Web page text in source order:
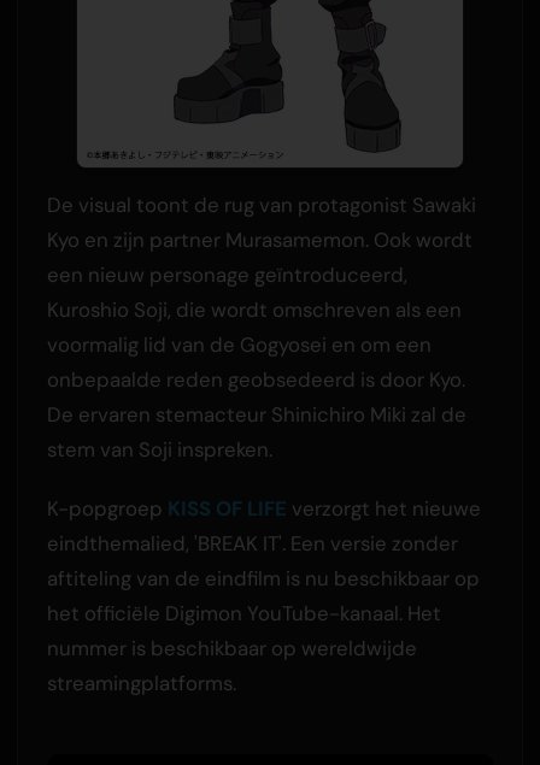
De visual toont de rug van protagonist Sawaki
Kyo en zijn partner Murasamemon. Ook wordt
een nieuw personage geïntroduceerd,
Kuroshio Soji, die wordt omschreven als een
voormalig lid van de Gogyosei en om een
onbepaalde reden geobsedeerd is door Kyo.
De ervaren stemacteur Shinichiro Miki zal de
stem van Soji inspreken.
K-popgroep KISS OF LIFE verzorgt het nieuwe
eindthemalied, 'BREAK IT'. Een versie zonder
aftiteling van de eindfilm is nu beschikbaar op
het officiële Digimon YouTube-kanaal. Het
nummer is beschikbaar op wereldwijde
streamingplatforms.